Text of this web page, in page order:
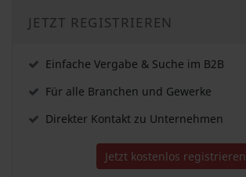
JETZT REGISTRIEREN
Einfache Vergabe & Suche im B2B
Für alle Branchen und Gewerke
Direkter Kontakt zu Unternehmen
Jetzt kostenlos registrieren